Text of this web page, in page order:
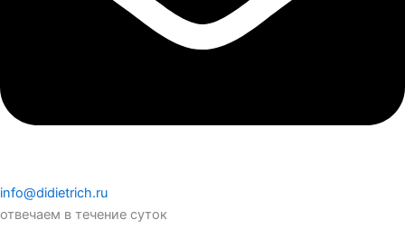
info@didietrich.ru
отвечаем в течение суток